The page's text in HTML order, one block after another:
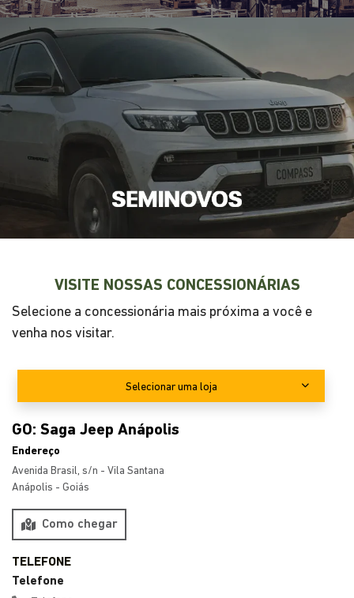
VISITE NOSSAS CONCESSIONÁRIAS
Selecione a concessionária mais próxima a você e
venha nos visitar.
Selecionar uma loja
GO: Saga Jeep Anápolis
Avenida Brasil, s/n - Vila Santana
Como chegar
WhatsApp
WhatsApp
Geral
Segunda a sexta, das 8h às 18h30.
Sábado, das 8h às 13h.